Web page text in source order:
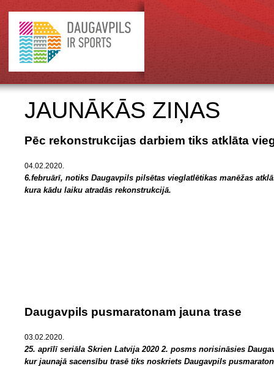
JAUNĀKĀS ZIŅAS
Pēc rekonstrukcijas darbiem tiks atklāta
04.02.2020.
6.februārī, notiks Daugavpils pilsētas vieglatlētikas manēžas
kura kādu laiku atradās rekonstrukcijā.
Daugavpils pusmaratonam jauna trase
03.02.2020.
25. aprīlī seriāla Skrien Latvija 2020 2. posms norisināsies
kur jaunajā sacensību trasē tiks noskriets Daugavpils